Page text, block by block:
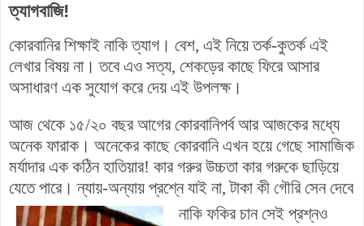
ত্যাগবাজি!
কোরবানির শিক্ষাই নাকি ত্যাগ। বেশ, এই নিয়ে তর্ক-কুতর্ক এই
লেখার বিষয় না। তবে এও সত্য, শেকড়ের কাছে ফিরে আসার
অসাধারণ এক সুযোগ করে দেয় এই উপলক্ষ।
আজ থেকে ১৫/২০ বছর আগের কোরবানিপর্ব আর আজকের মধ্যে
অনেক ফারাক। অনেকের কাছে কোরবানি এখন হয়ে গেছে সামাজিক
মর্যাদার এক কঠিন হাতিয়ার! কার গরুর উচ্চতা কার গরুকে ছাড়িয়ে
যেতে পারে। ন্যায়-অন্যায় প্রশ্নে যাই না, টাকা কী গৌরি সেন দেবে
নাকি ফকির চান সেই প্রশ্নও